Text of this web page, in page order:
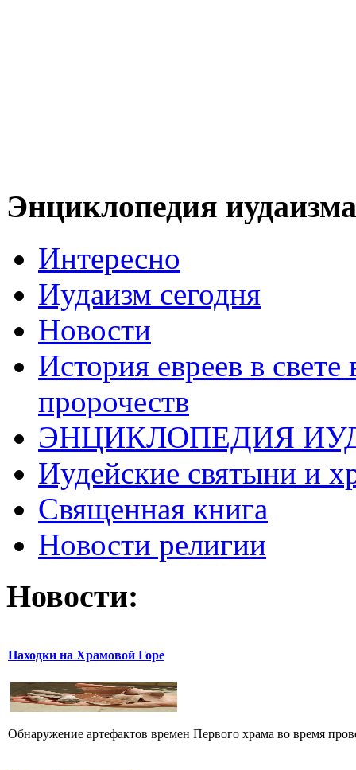
Энциклопедия иудаизма
Интересно
Иудаизм сегодня
Новости
История евреев в
пророчеств
ЭНЦИКЛОПЕДИЯ
Иудейские святыни и
Священная книга
Новости религии
Новости:
Находки на Храмовой Горе
Обнаружение артефактов времен Первого храма во время